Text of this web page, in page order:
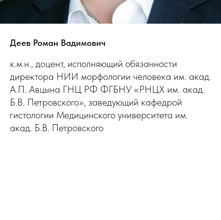
Деев Роман Вадимович
к.м.н., доцент, исполняющий обязанности
директора НИИ морфологии человека им. акад.
А.П. Авцына ГНЦ РФ ФГБНУ «РНЦХ им. акад.
Б.В. Петровского», заведующий кафедрой
гистологии Медицинского университета им.
акад. Б.В. Петровского